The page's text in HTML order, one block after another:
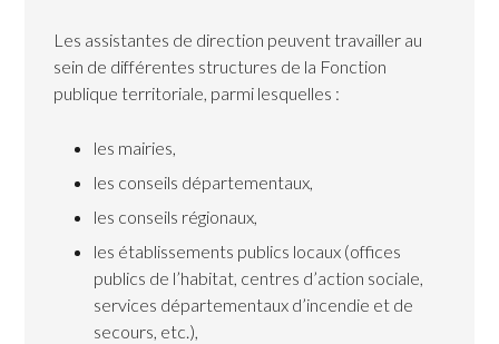
Les assistantes de direction peuvent travailler au
sein de différentes structures de la Fonction
publique territoriale, parmi lesquelles :
les mairies,
les conseils départementaux,
les conseils régionaux,
les établissements publics locaux (offices
publics de l’habitat, centres d’action sociale,
services départementaux d’incendie et de
secours, etc.),